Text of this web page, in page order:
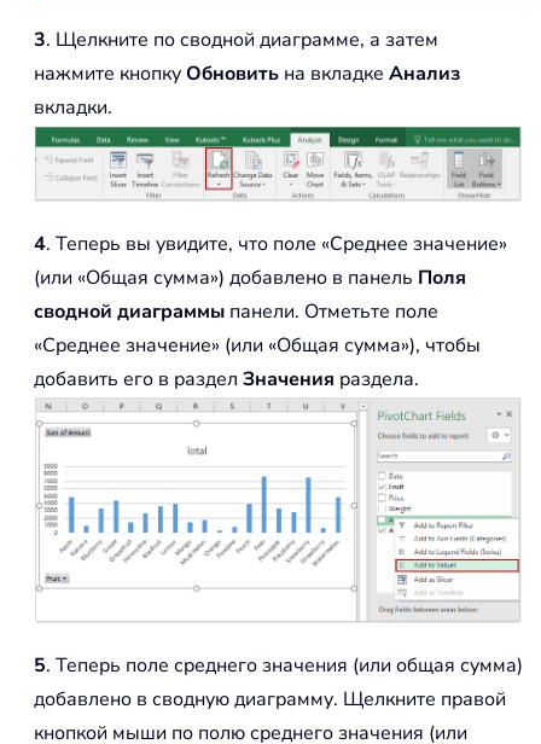
3. Щелкните по сводной диаграмме, а затем
нажмите кнопкуОбновить на вкладке Анализ
вкладки.
4. Теперь вы увидите, что поле «Среднее значение»
(или «Общая сумма») добавлено в панель Поля
сводной диаграммы панели. Отметьте поле
«Среднее значение» (или «Общая сумма»), чтобы
добавить его в раздел Значения раздела.
5. Теперь поле среднего значения (или общая сумма)
добавлено в сводную диаграмму. Щелкните правой
кнопкой мыши по полю среднего значения (или